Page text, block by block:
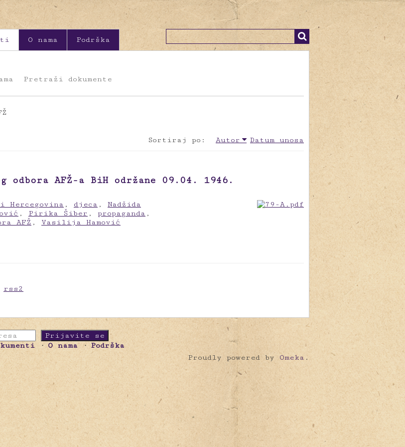
O nama Podrška
Pretraži dokumente
Sortiraj po: Autor Datum unosa
odbora AFŽ-a BiH održane 09.04. 1946.
i Hercegovina , djeca , Nadžida
, Pirika Šiber , propaganda ,
AFŽ , Vasilija Hamović
rss2
O nama
Podrška
Proudly powered by Omeka .